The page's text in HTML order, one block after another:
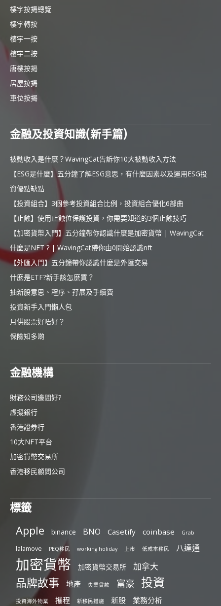
樓宇按揭總覽
樓宇轉按
樓宇一按
樓宇二按
唐樓按揭
居屋按揭
車位按揭
金融及投資知識(新手篇)
被動收入是什麼？WavingCat告訴你10大被動收入方法
【ESG是什麼】五分鐘了解ESG意思，有什麼因素以及運用ESG投
資優點缺點
【投資組合】3個參考投資組合比例，投資組合優化6部曲
【止蝕】使用止蝕位保護投資，你需要知道的3個止蝕技巧
【加密貨幣入門】五分鐘帶你認識什麼是加密貨幣 | WavingCat
什麼是NFT ? | WavingCat帶你由0開始認識nft
【外匯入門】五分鐘帶你認識什麼是外匯交易
什麼是ETF?新手該怎麼買？
抽新股意思、程序、孖展及手續費
投資新手入門懶人包
月供股票好唔好？
保險知多啲
金融機構
財務公司邊間好?
虛擬銀行
香港證券行
10大NFT平台
加密貨幣交易所
香港移民顧問公司
標籤
Apple binance BNO Casetify coinbase Grab
lalamove PEQ移民 working holiday 上市 低成本移民 八達通
加密貨幣 加密貨幣交易所 加拿大
品牌故事 地產 失業貸款 富豪 投資
投資海外物業 攜程 新移民措施 新股 業務分析